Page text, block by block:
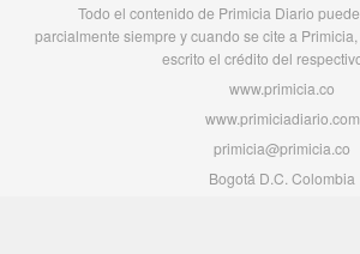
Todo el contenido de Primicia Diario
parcialmente siempre y cuando se cite a
escrito el crédito del
www.primicia.co
www.primiciadiario.com
primicia@primicia.co
Bogotá D.C. Colombia